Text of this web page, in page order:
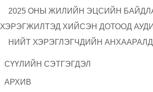
2025 ОНЫ ЖИЛИЙН ЭЦСИЙН
ХЭРЭГЖИЛТЭД ХИЙСЭН ДОТООД
НИЙТ ХЭРЭГЛЭГЧДИЙН АНХААРАЛД
СҮҮЛИЙН СЭТГЭГДЭЛ
АРХИВ